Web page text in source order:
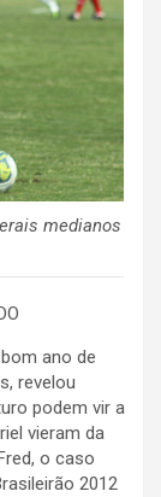
medianos
ano de
revelou
podem vir a
vieram da
o caso
2012